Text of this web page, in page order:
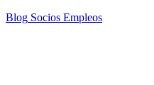
Blog Socios Empleos